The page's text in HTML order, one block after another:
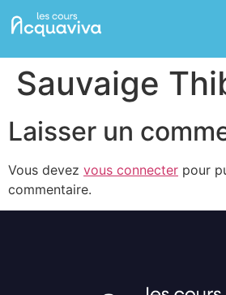
Sauvaige
Laisser un
Vous devez vous connecter pour
commentaire.